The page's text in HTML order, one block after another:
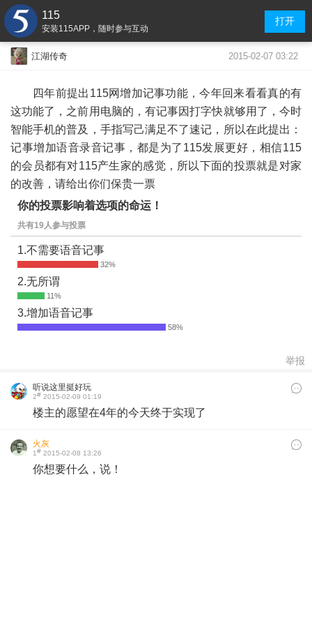
115
安装115APP，随时参与互动
打开
江湖传奇 2015-02-07 03:22
四年前提出115网增加记事功能，今年回来看看真的有
这功能了，之前用电脑的，有记事因打字快就够用了，今时
智能手机的普及，手指写己满足不了速记，所以在此提出：
记事增加语音录音记事，都是为了115发展更好，相信115
的会员都有对115产生家的感觉，所以下面的投票就是对家
的改善，请给出你们保贵一票
你的投票影响着选项的命运！
共有19人参与投票
1.不需要语音记事
2.无所谓
3.增加语音记事
举报
听说这里挺好玩
2# 2015-02-09 01:19
楼主的愿望在4年的今天终于实现了
火灰
1# 2015-02-08 13:26
你想要什么，说！